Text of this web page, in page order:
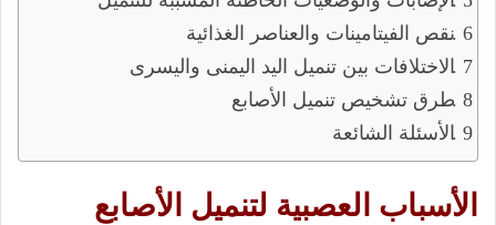
نقص الفيتامينات والعناصر الغذائية
الاختلافات بين تنميل اليد اليمنى واليسرى
طرق تشخيص تنميل الأصابع
الأسئلة الشائعة
الأسباب العصبية لتنميل الأصابع